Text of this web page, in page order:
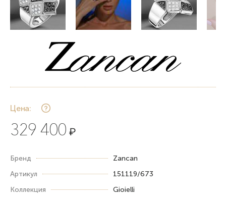
Цена:
329 400 ₽
Бренд
Zancan
Артикул
151119/673
Коллекция
Gioielli